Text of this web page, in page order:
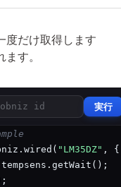
度だけ取得します
す。
実行
"LM35DZ" , {